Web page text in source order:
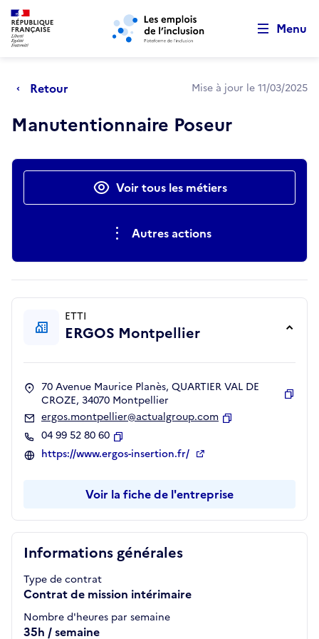
Aller au menu principal Aller au contenu principal
Menu
Retour Mise à jour le 11/03/2025
Manutentionnaire Poseur
Actions rapidesVoir tous les métiers
Autres actions
Informations générales
Type de contrat
Contrat de mission intérimaire
Nombre d'heures par semaine
35h / semaine
ETTI
ERGOS Montpellier
70 Avenue Maurice Planès, QUARTIER VAL DE
CROZE, 34070 Montpellier
ergos.montpellier@actualgroup.com
04 99 52 80 60
Copier
https://www.ergos-insertion.fr/
Voir la fiche de l'entreprise
Retour au début de la page
Panneau de gestion des cookies